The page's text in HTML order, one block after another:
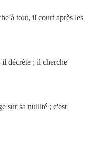
à tout, il court après les
décrète ; il cherche
sur sa nullité ; c'est